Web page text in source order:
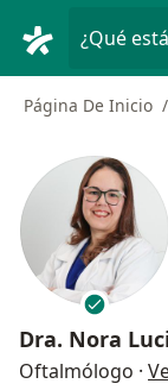
¿Qué
Página De Inicio
Dra. Nora
Oftalmólogo ·